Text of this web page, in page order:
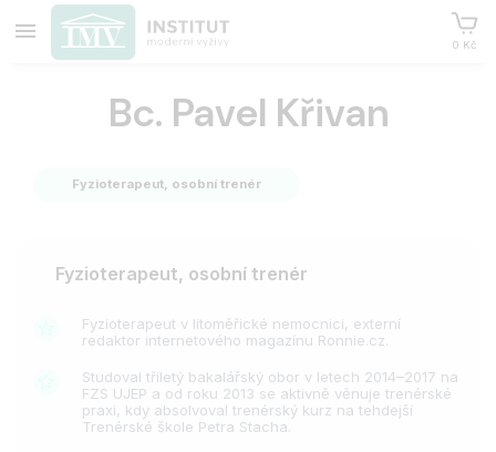
0 Kč
Bc. Pavel Křivan
Fyzioterapeut, osobní trenér
Fyzioterapeut, osobní trenér
Fyzioterapeut v litoměřické nemocnici, externí
redaktor internetového magazínu Ronnie.cz.
Studoval tříletý bakalářský obor v letech 2014–2017 na
FZS UJEP a od roku 2013 se aktivně věnuje trenérské
praxi, kdy absolvoval trenérský kurz na tehdejší
Trenérské škole Petra Stacha.